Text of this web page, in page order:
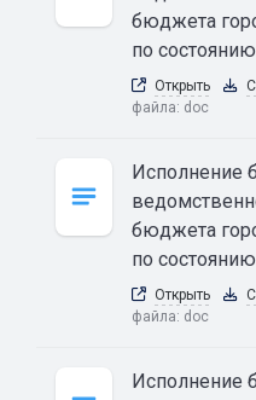
бюджета
по
Открыть
файла: doc
Исполнение
бюджета
по
Открыть
файла: doc
Исполнение